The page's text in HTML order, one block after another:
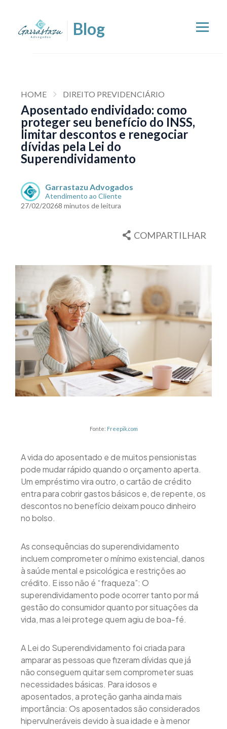
HOME DIREITO PREVIDENCIÁRIO
Aposentado endividado: como
proteger seu benefício do INSS,
limitar descontos e renegociar
dívidas pela Lei do
Superendividamento
Garrastazu Advogados
Atendimento ao Cliente
27/02/20268 minutos de leitura
COMPARTILHAR
Fonte: Freepik.com
A vida do aposentado e de muitos pensionistas
pode mudar rápido quando o orçamento aperta.
Um empréstimo vira outro, o cartão de crédito
entra para cobrir gastos básicos e, de repente, os
descontos no benefício deixam pouco dinheiro
no bolso.
As consequências do superendividamento
incluem comprometer o mínimo existencial, danos
à saúde mental e psicológica e restrições ao
crédito. E isso não é “fraqueza”: O
superendividamento pode ocorrer tanto por má
gestão do consumidor quanto por situações da
vida, mas a lei protege quem agiu de boa-fé.
A Lei do Superendividamento foi criada para
amparar as pessoas que fizeram dívidas que já
não conseguem quitar sem comprometer suas
necessidades básicas. Para idosos e
aposentados, a proteção ganha ainda mais
importância: Os aposentados são considerados
hipervulneráveis devido à sua idade e à menor